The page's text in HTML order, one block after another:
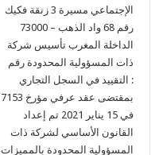
الإجتماعي مسيرة 3 زنقة فكيك
رقم 68 واد الذهب – 73000
الداخلة المغرب تأسيس شركة
ذات المسؤولية المحدودة رقم
التقييد في السجل التجاري :
17153 بمقتضى عقد عرفي مؤرخ
في 15 يناير 2021 تم إعداد
القانون الأساسي لشركة ذات
المسؤولية المحدودة بالمميزات